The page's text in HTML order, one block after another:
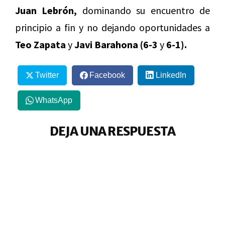
Juan Lebrón, dominando su encuentro de
principio a fin y no dejando oportunidades a
Teo Zapata yJavi Barahona (6-3 y 6-1).
Twitter Facebook LinkedIn
WhatsApp
DEJA UNA RESPUESTA